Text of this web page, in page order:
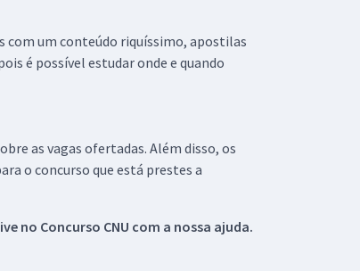
com um conteúdo riquíssimo, apostilas
é possível estudar onde e quando
as vagas ofertadas. Além disso, os
o concurso que está prestes a
no Concurso CNU com a nossa ajuda.